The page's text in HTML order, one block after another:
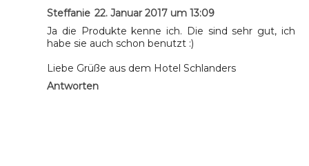
Steffanie 22. Januar 2017 um 13:09
Ja die Produkte kenne ich. Die sind sehr gut, ich
habe sie auch schon benutzt :)
Liebe Grüße aus dem Hotel Schlanders
Antworten